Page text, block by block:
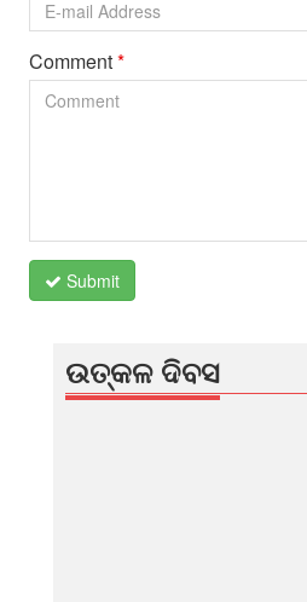
Comment*
Submit
ଉତ୍କଳ ଦିବସ